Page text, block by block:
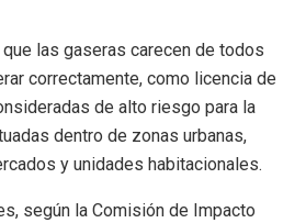
las gaseras carecen de todos
correctamente, como licencia de
de alto riesgo para la
dentro de zonas urbanas,
y unidades habitacionales.
según la Comisión de Impacto